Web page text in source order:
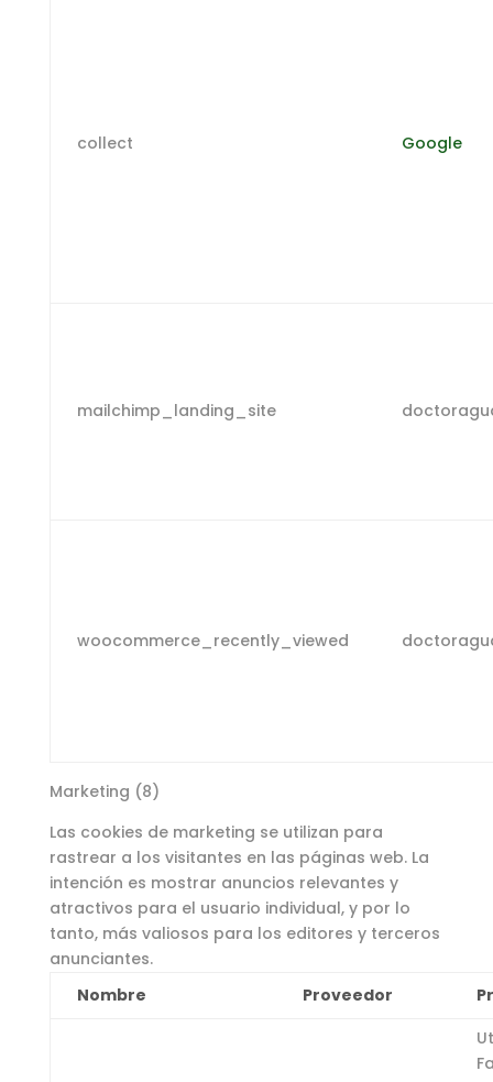
collect Google
mailchimp_landing_site
woocommerce_recently_viewed
Marketing (8)
Las cookies de marketing se utilizan para
rastrear a los visitantes en las páginas web. La
intención es mostrar anuncios relevantes y
atractivos para el usuario individual, y por lo
tanto, más valiosos para los editores y terceros
anunciantes.
Nombre
Proveedor